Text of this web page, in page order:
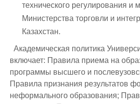
технического регулирования и
Министерства торговли и
Казахстан.
Академическая политика
включает: Правила приема на
программы высшего и
Правила признания результатов
неформального образования;